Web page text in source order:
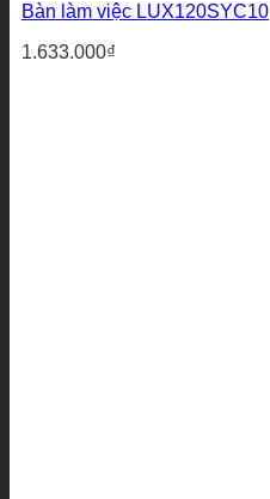
Bàn làm việc LUX120SYC10
1.633.000₫